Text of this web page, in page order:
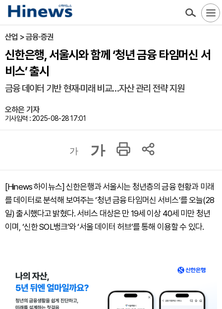
산업 > 금융·증권
신한은행, 서울시와 함께 ‘청년 금융 타임머신 서
비스’ 출시
금융 데이터 기반 현재·미래 비교…자산 관리 전략 지원
오하은 기자
기사입력 : 2025-08-28 17:01
가 가
[Hinews 하이뉴스] 신한은행과 서울시는 청년층의 금융 현황과 미래
를 데이터로 분석해 보여주는 ‘청년 금융 타임머신 서비스’를 오늘(28
일) 출시했다고 밝혔다. 서비스 대상은 만 19세 이상 40세 미만 청년
이며, ‘신한 SOL뱅크’와 ‘서울 데이터 허브’를 통해 이용할 수 있다.